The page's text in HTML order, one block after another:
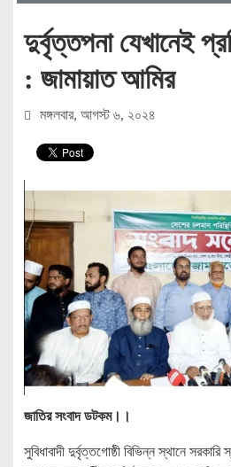
দুর্বৃত্তপনা যেখানেই
: জামায়াত আমির
মঙ্গলবার, আগস্ট ৬, ২০২৪
জাতির সংবাদ ডটকম।।
সুবিধাবাদী দুর্বৃত্তগোষ্ঠী বিভিন্ন স্থানে সরকারি